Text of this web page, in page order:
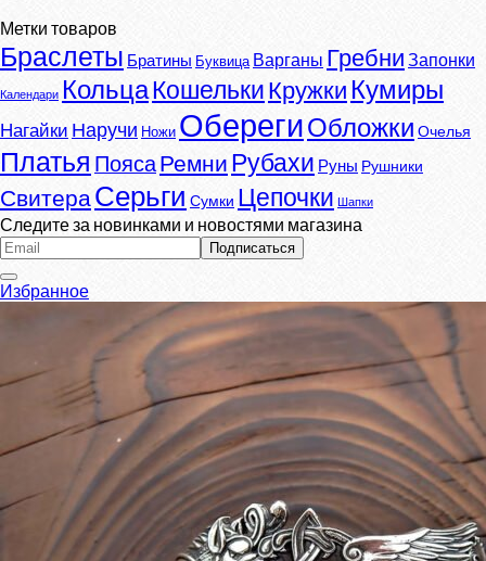
Метки товаров
Браслеты Братины Буквица Варганы Гребни Запонки
Календари КольцаКошелькиКружки Кумиры
Нагайки Наручи Ножи ОберегиОбложки Очелья
Платья ПоясаРемни Рубахи Руны Рушники
СвитераСерьги Сумки Цепочки Шапки
Следите за новинками и новостями магазина
Избранное